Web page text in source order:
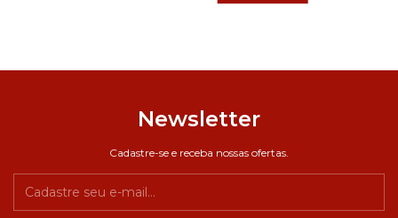
Newsletter
Cadastre-se e receba nossas ofertas.